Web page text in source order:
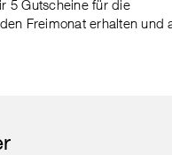
5 Gutscheine für die
Freimonat erhalten und